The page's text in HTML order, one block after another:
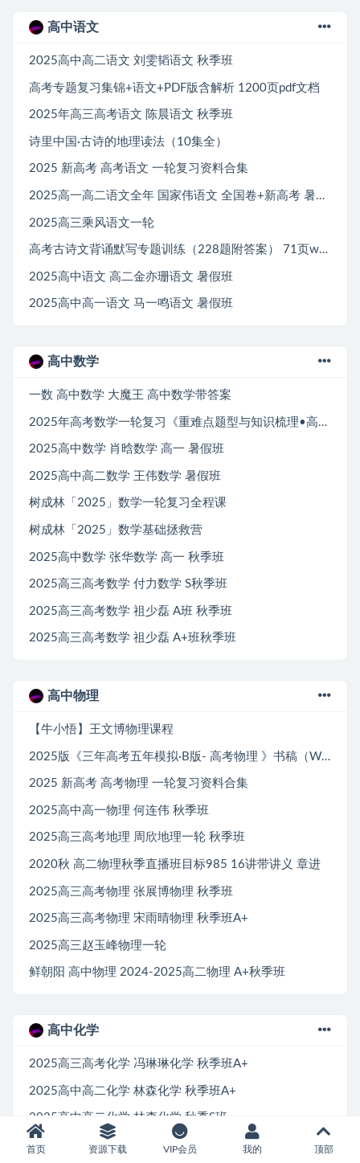
高中语文
2025高中高二语文 刘雯韬语文 秋季班
高考专题复习集锦+语文+PDF版含解析 1200页pdf文档
2025年高三高考语文 陈晨语文 秋季班
诗里中国·古诗的地理读法（10集全）
2025 新高考 高考语文 一轮复习资料合集
2025高一高二语文全年 国家伟语文 全国卷+新高考 暑假班
2025高三乘风语文一轮
高考古诗文背诵默写专题训练（228题附答案） 71页word文档
2025高中语文 高二金亦珊语文 暑假班
2025高中高一语文 马一鸣语文 暑假班
高中数学
一数 高中数学 大魔王 高中数学带答案
2025年高考数学一轮复习《重难点题型与知识梳理•高分突破》
2025高中数学 肖晗数学 高一 暑假班
2025高中高二数学 王伟数学 暑假班
树成林「2025」数学一轮复习全程课
树成林「2025」数学基础拯救营
2025高中数学 张华数学 高一 秋季班
2025高三高考数学 付力数学 S秋季班
2025高三高考数学 祖少磊 A班 秋季班
2025高三高考数学 祖少磊 A+班秋季班
高中物理
【牛小悟】王文博物理课程
2025版《三年高考五年模拟·B版- 高考物理 》书稿（Word）+答案（PDF）
2025 新高考 高考物理 一轮复习资料合集
2025高中高一物理 何连伟 秋季班
2025高三高考地理 周欣地理一轮 秋季班
2020秋 高二物理秋季直播班目标985 16讲带讲义 章进
2025高三高考物理 张展博物理 秋季班
2025高三高考物理 宋雨晴物理 秋季班A+
2025高三赵玉峰物理一轮
鲜朝阳 高中物理 2024-2025高二物理 A+秋季班
高中化学
2025高三高考化学 冯琳琳化学 秋季班A+
2025高中高二化学 林森化学 秋季班A+
2025高中高二化学 林森化学 秋季S班
2025高中高二化学 吕子正 秋季班
首页 资源下载 VIP会员 我的 顶部